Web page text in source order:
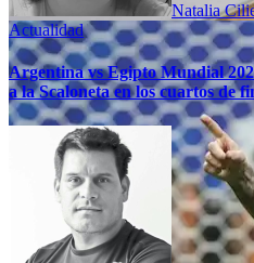
Natalia
Actualidad
Argentina vs Egipto Mundial
a la Scaloneta en los cuartos de